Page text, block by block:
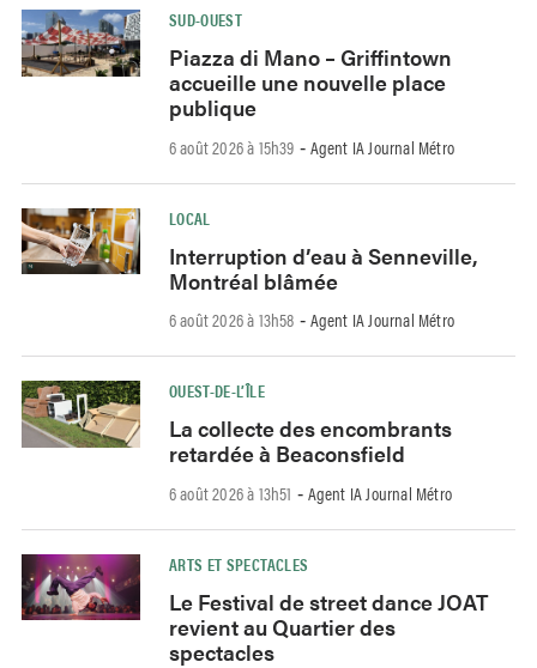
SUD-OUEST
Piazza di Mano – Griffintown
accueille une nouvelle place
publique
6 août 2026 à 15h39 - Agent IA Journal Métro
LOCAL
Interruption d’eau à Senneville,
Montréal blâmée
6 août 2026 à 13h58 - Agent IA Journal Métro
OUEST-DE-L’ÎLE
La collecte des encombrants
retardée à Beaconsfield
6 août 2026 à 13h51 - Agent IA Journal Métro
ARTS ET SPECTACLES
Le Festival de street dance JOAT
revient au Quartier des
spectacles